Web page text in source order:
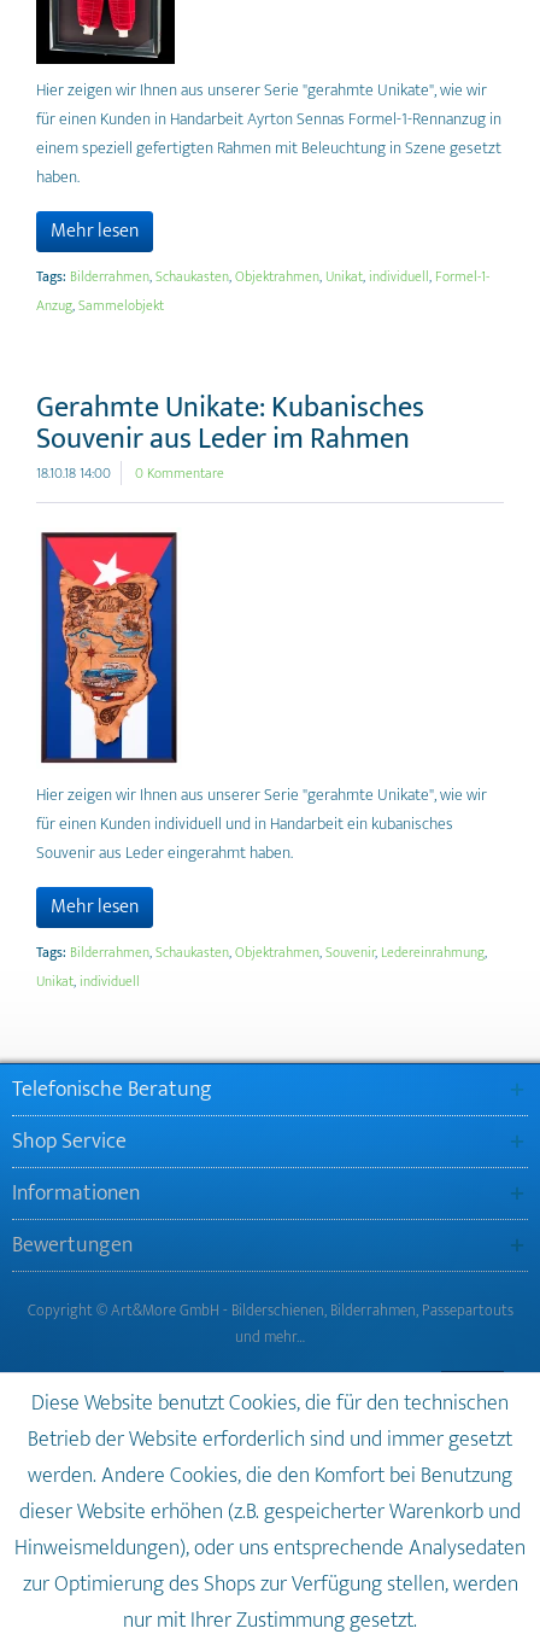
Hier zeigen wir Ihnen aus unserer Serie "gerahmte Unikate", wie wir
für einen Kunden in Handarbeit Ayrton Sennas Formel-1-Rennanzug in
einem speziell gefertigten Rahmen mit Beleuchtung in Szene gesetzt
haben.
Mehr lesen
Tags: Bilderrahmen,Schaukasten,Objektrahmen, Unikat, individuell, Formel-1-
Anzug,Sammelobjekt
Gerahmte Unikate: Kubanisches
Souvenir aus Leder im Rahmen
18.10.18 14:00 0 Kommentare
Hier zeigen wir Ihnen aus unserer Serie "gerahmte Unikate", wie wir
für einen Kunden individuell und in Handarbeit ein kubanisches
Souvenir aus Leder eingerahmt haben.
Mehr lesen
Tags: Bilderrahmen,Schaukasten,Objektrahmen,Souvenir, Ledereinrahmung,
Unikat, individuell
Telefonische Beratung
Shop Service
Informationen
Bewertungen
Copyright © Art&More GmbH - Bilderschienen, Bilderrahmen, Passepartouts
und mehr…
Diese Website benutzt Cookies, die für den technischen
Betrieb der Website erforderlich sind und immer gesetzt
werden. Andere Cookies, die den Komfort bei Benutzung
dieser Website erhöhen (z.B. gespeicherter Warenkorb und
Hinweismeldungen), oder uns entsprechende Analysedaten
zur Optimierung des Shops zur Verfügung stellen, werden
nur mit Ihrer Zustimmung gesetzt.